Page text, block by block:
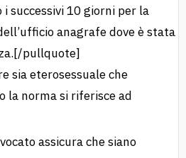
successivi 10 giorni per la
anagrafe dove è stata
pullquote]
sia eterosessuale che
la norma si riferisce ad
assicura che siano